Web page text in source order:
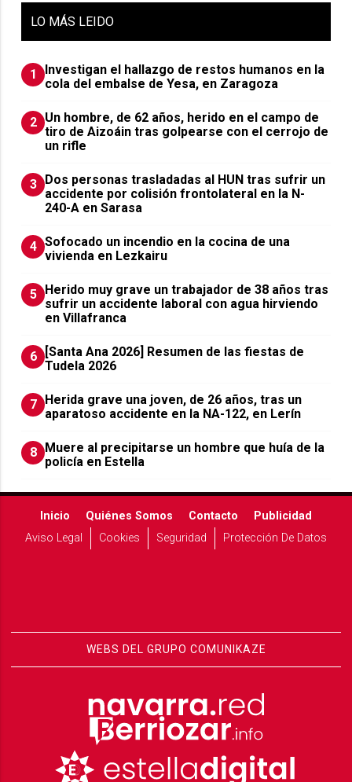
LO MÁS LEIDO
1
Investigan el hallazgo de restos humanos en la
cola del embalse de Yesa, en Zaragoza
2 Un hombre, de 62 años, herido en el campo de
tiro de Aizoáin tras golpearse con el cerrojo de
un rifle
3
​Dos personas trasladadas al HUN tras sufrir un
accidente por colisión frontolateral en la N-
240-A en Sarasa
4 Sofocado un incendio en la cocina de una
vivienda en Lezkairu
5
Herido muy grave un trabajador de 38 años tras
sufrir un accidente laboral con agua hirviendo
en Villafranca
6
[Santa Ana 2026] Resumen de las fiestas de
Tudela 2026
7
Herida grave una joven, de 26 años, tras un
aparatoso accidente en la NA-122, en Lerín
8
Muere al precipitarse un hombre que huía de la
policía en Estella
Inicio Quiénes Somos Contacto
Publicidad
Aviso Legal
Cookies Seguridad Protección De Datos
WEBS DEL GRUPO COMUNIKAZE